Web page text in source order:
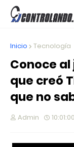
Inicio Tecnología
Conoce
que creó
que no
Admin 10:01:00